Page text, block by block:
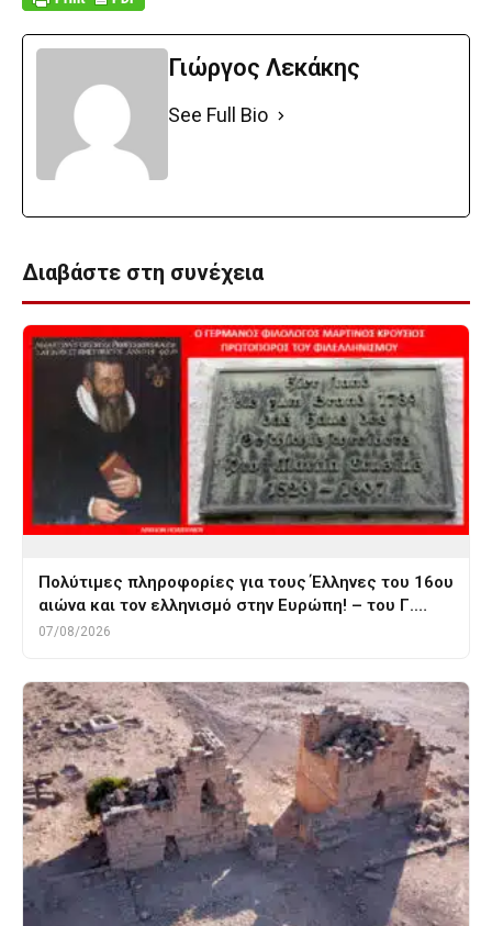
Γιώργος Λεκάκης
See Full Bio
Διαβάστε στη συνέχεια
Πολύτιμες πληροφορίες για τους Έλληνες του 16ου
αιώνα και τον ελληνισμό στην Ευρώπη! – του Γ.…
07/08/2026